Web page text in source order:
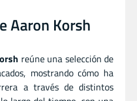
Aaron Korsh
reúne una selección de
mostrando cómo ha
a través de distintos